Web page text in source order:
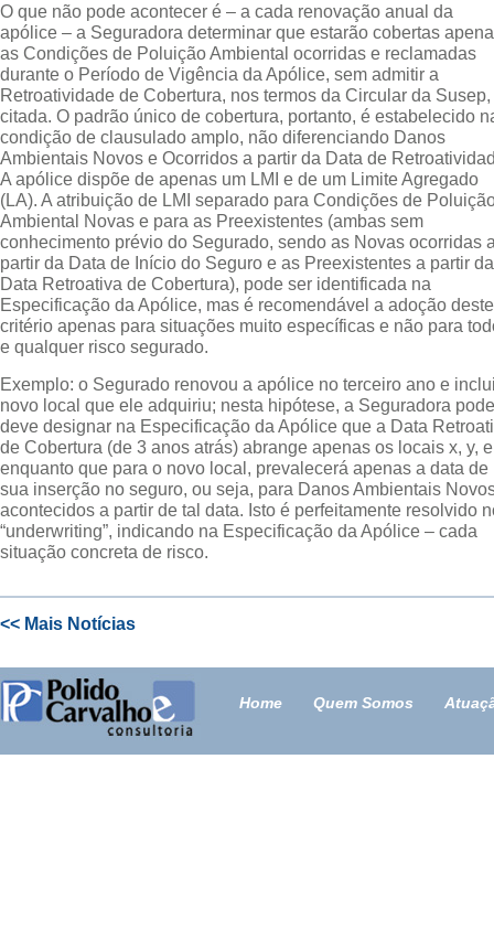
O que não pode acontecer é – a cada renovação anual da
apólice – a Seguradora determinar que estarão cobertas
as Condições de Poluição Ambiental ocorridas e reclamadas
durante o Período de Vigência da Apólice, sem admitir a
Retroatividade de Cobertura, nos termos da Circular da
citada. O padrão único de cobertura, portanto, é estabelecido
condição de clausulado amplo, não diferenciando Danos
Ambientais Novos e Ocorridos a partir da Data de
A apólice dispõe de apenas um LMI e de um Limite Agregado
(LA). A atribuição de LMI separado para Condições de
Ambiental Novas e para as Preexistentes (ambas sem
conhecimento prévio do Segurado, sendo as Novas ocorridas
partir da Data de Início do Seguro e as Preexistentes a partir da
Data Retroativa de Cobertura), pode ser identificada na
Especificação da Apólice, mas é recomendável a adoção deste
critério apenas para situações muito específicas e não para
e qualquer risco segurado.
Exemplo: o Segurado renovou a apólice no terceiro ano e
novo local que ele adquiriu; nesta hipótese, a Seguradora
deve designar na Especificação da Apólice que a Data
de Cobertura (de 3 anos atrás) abrange apenas os locais x, y,
enquanto que para o novo local, prevalecerá apenas a data de
sua inserção no seguro, ou seja, para Danos Ambientais
acontecidos a partir de tal data. Isto é perfeitamente resolvido
“underwriting”, indicando na Especificação da Apólice – cada
situação concreta de risco.
<< Mais Notícias
Home Quem Somos